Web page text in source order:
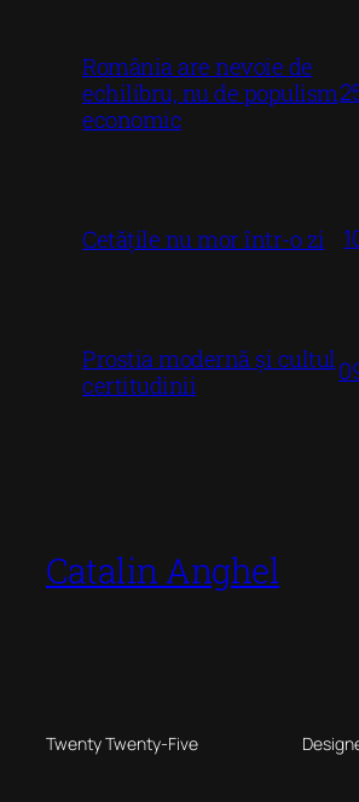
România are nevoie de
echilibru, nu de populism
economic
Cetățile nu mor într-o zi
Prostia modernă și cultul
certitudinii
Catalin Anghel
Twenty Twenty-Five